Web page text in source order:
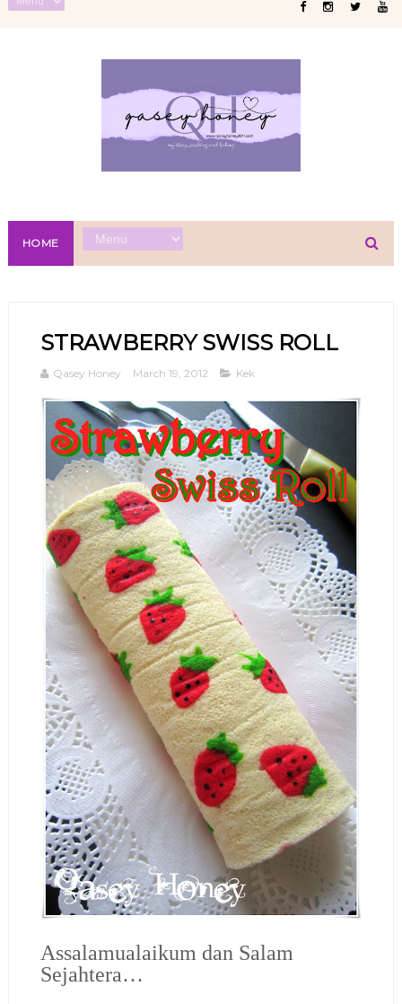
HOME
STRAWBERRY SWISS ROLL
Qasey Honey March 19, 2012 Kek
Assalamualaikum dan Salam
Sejahtera…